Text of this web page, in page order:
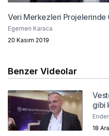
Veri Merkezleri
Egemen Karaca
20 Kasım 2019
Benzer Videolar
gibi
18